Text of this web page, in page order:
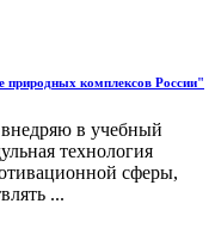
природных комплексов России"
в учебный
технология
сферы,
...